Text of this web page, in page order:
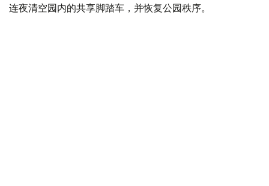
连夜清空园内的共享脚踏车，并恢复公园秩序。